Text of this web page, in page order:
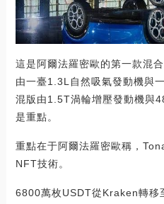
這是阿爾法羅密歐的第一款混
由一臺1.3L自然吸氣發動機與
混版由1.5T渦輪增壓發動機與
是重點。
重點在于阿爾法羅密歐稱，
NFT技術。
6800萬枚USDT從Kraken轉移